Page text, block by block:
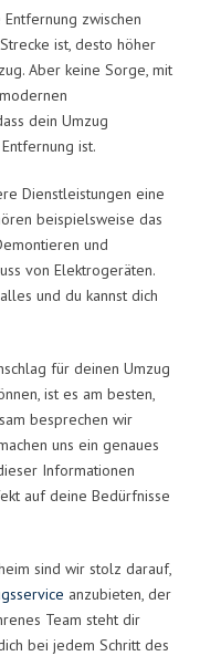
zwischen
ist, desto höher
Aber keine Sorge, mit
dein Umzug
ist.
Dienstleistungen eine
beispielsweise das
und
von Elektrogeräten.
und du kannst dich
für deinen Umzug
ist es am besten,
besprechen wir
uns ein genaues
Informationen
auf deine Bedürfnisse
sind wir stolz darauf,
anzubieten, der
Team steht dir
bei jedem Schritt des